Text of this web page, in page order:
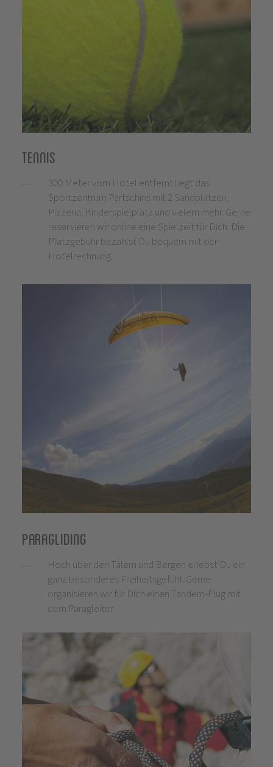
Tennis
300 Meter vom Hotel entfernt liegt das
Sportzentrum Partschins mit 2 Sandplätzen,
Pizzeria, Kinderspielplatz und vielem mehr. Gerne
reservieren wir online eine Spielzeit für Dich. Die
Platzgebühr bezahlst Du bequem mit der
Hotelrechnung.
Paragliding
Hoch über den Tälern und Bergen erlebst Du ein
ganz besonderes Freiheitsgefühl. Gerne
organisieren wir für Dich einen Tandem-Flug mit
dem Paragleiter.